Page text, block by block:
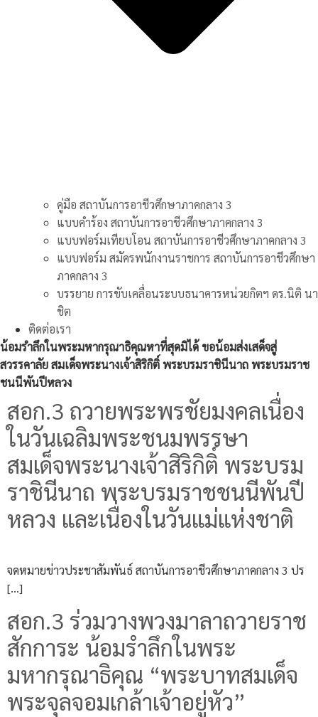
คู่มือ สถาบันการอาชีวศึกษาภาคกลาง 3
แบบคำร้อง สถาบันการอาชีวศึกษาภาคกลาง 3
แบบฟอร์มเทียบโอน สถาบันการอาชีวศึกษาภาคกลาง 3
แบบฟอร์ม สมัครพนักงานราชการ สถาบันการอาชีวศึกษา
ภาคกลาง 3
บรรยาย การขับเคลื่อนระบบธนาคารหน่วยกิตฯ ดร.นิติ นา
ชิต
ติดต่อเรา
น้อมรำลึกในพระมหากรุณาธิคุณหาที่สุดมิได้ ขอน้อมส่งเสด็จสู่
สวรรคาลัย สมเด็จพระนางเจ้าสิริกิติ์ พระบรมราชินีนาถ พระบรมราช
ชนนีพันปีหลวง
สอก.3 ถวายพระพรชัยมงคลเนื่อง
ในวันเฉลิมพระชนมพรรษา
สมเด็จพระนางเจ้าสิริกิติ์ พระบรม
ราชินีนาถ พระบรมราชชนนีพันปี
หลวง และเนื่องในวันแม่แห่งชาติ
จดหมายข่าวประชาสัมพันธ์ สถาบันการอาชีวศึกษาภาคกลาง 3 ปร
[…]
สอก.3 ร่วมวางพวงมาลาถวายราช
สักการะ น้อมรำลึกในพระ
มหากรุณาธิคุณ “พระบาทสมเด็จ
พระจุลจอมเกล้าเจ้าอยู่หัว”